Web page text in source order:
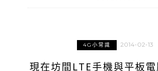
4G小常識 2014-02-13
現在坊間LTE手機與平板